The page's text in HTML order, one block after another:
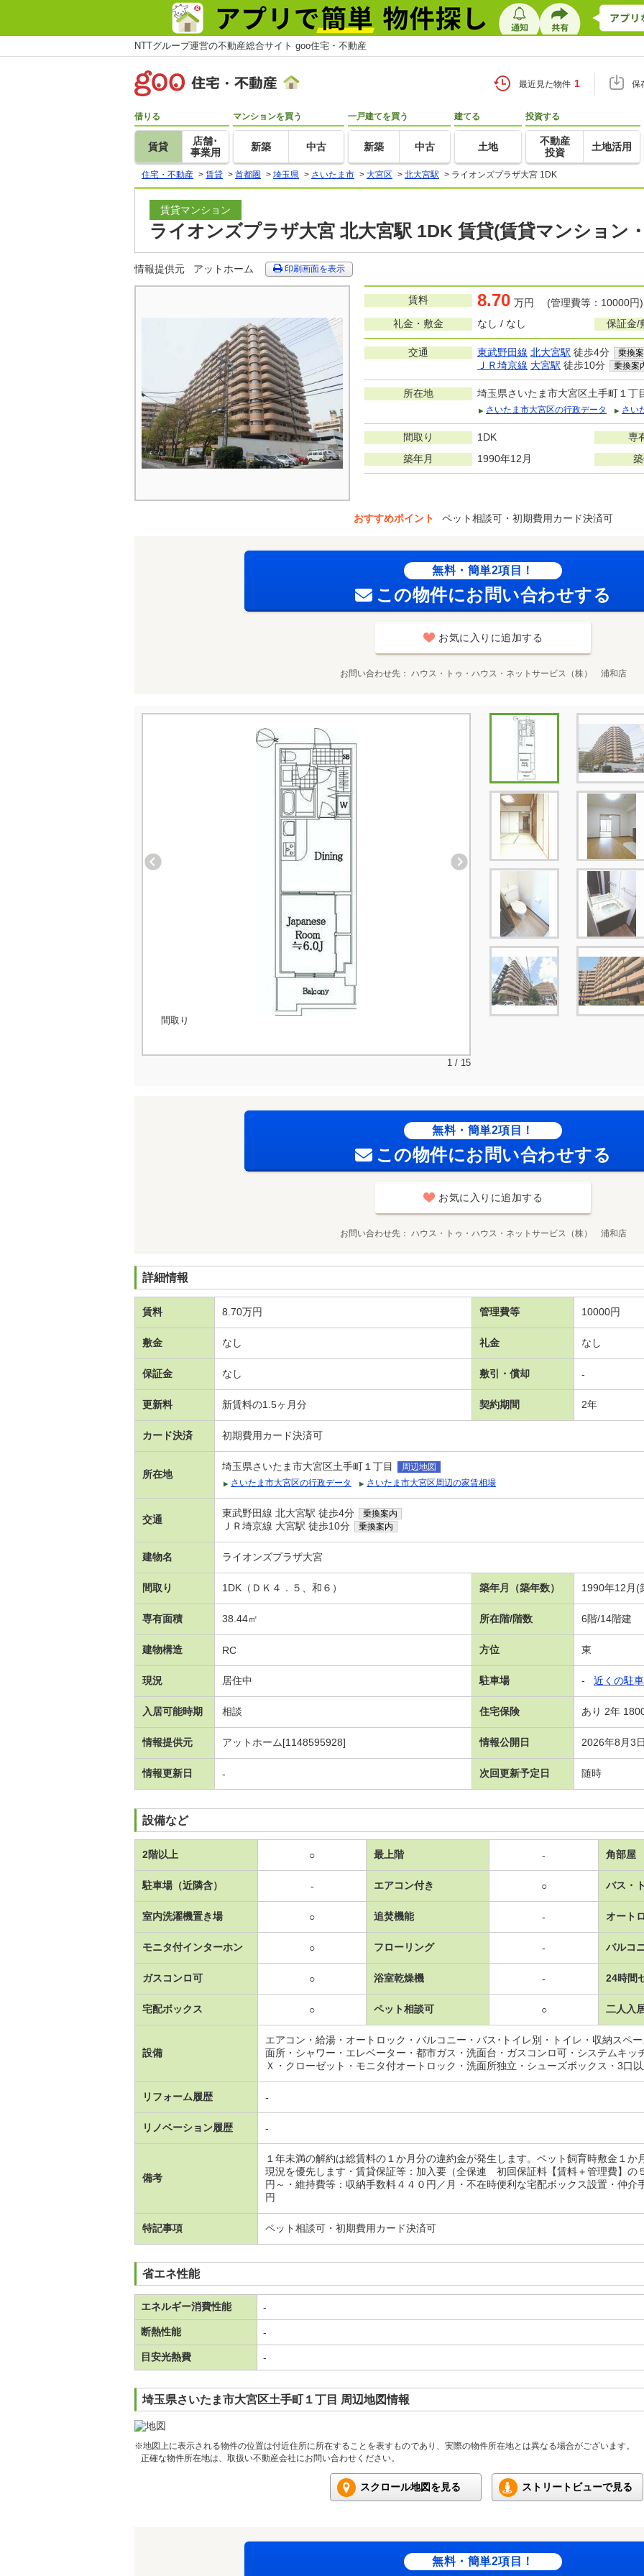
NTTグループ運営の不動産総合サイト goo住宅・不動産
最近見た物件 1 保
借りる
賃貸
店舗･
事業用
マンションを買う
新築 中古
一戸建てを買う
新築 中古
建てる
土地
投資する
不動産
投資
土地活用
住宅・不動産 > 賃貸 > 首都圏 > 埼玉県 > さいたま市 > 大宮区 > 北大宮駅 > ライオンズプラザ大宮 1DK
賃貸マンション
ライオンズプラザ大宮 北大宮駅 1DK 賃貸(賃貸マンション
情報提供元 アットホーム 印刷画面を表示
賃料 8.70 万円 (管理費等：10000円)
礼金・敷金
なし / なし 保証金/
交通 東武野田線 北大宮駅 徒歩4分 乗換
ＪＲ埼京線 大宮駅 徒歩10分 乗換案
所在地 埼玉県さいたま市大宮区土手町１丁
さいたま市大宮区の行政データ
さい
間取り 1DK 専
築年月 1990年12月
おすすめポイント ペット相談可・初期費用カード決済可
無料・簡単2項目！
この物件にお問い合わせする
お気に入りに追加する
お問い合わせ先 ハウス・トゥ・ハウス・ネットサービス（株） 浦和店
間取り
1 / 15
無料・簡単2項目！
この物件にお問い合わせする
お気に入りに追加する
お問い合わせ先 ハウス・トゥ・ハウス・ネットサービス（株） 浦和店
詳細情報
賃料 8.70万円 管理費等 10000円
敷金 なし 礼金 なし
保証金 なし 敷引・償却 -
更新料 新賃料の1.5ヶ月分 契約期間 2年
カード決済 初期費用カード決済可
所在地
埼玉県さいたま市大宮区土手町１丁目
周辺地図
さいたま市大宮区の行政データ
さいたま市大宮区周辺の家賃相場
交通
東武野田線 北大宮駅 徒歩4分 乗換案内
ＪＲ埼京線 大宮駅 徒歩10分 乗換案内
建物名 ライオンズプラザ大宮
間取り 1DK（ＤＫ４．５、和６） 築年月（築年数） 1990年12月(
専有面積 38.44㎡ 所在階/階数 6階/14階建
建物構造 RC 方位 東
現況 居住中 駐車場 - 近くの駐
入居可能時期 相談 住宅保険 あり 2年
情報提供元 アットホーム[1148595928] 情報公開日 2026年8月3日
情報更新日 - 次回更新予定日 随時
設備など
2階以上 ○ 最上階 - 角部屋
駐車場（近隣含） - エアコン付き ○ バス・
室内洗濯機置き場 ○ 追焚機能 - オート
モニタ付インターホン ○ フローリング - バルコ
ガスコンロ可 ○ 浴室乾燥機 - 24時間
宅配ボックス ○ ペット相談可 ○ 二人入
設備
エアコン・給湯・オートロック・バルコニー・バス･トイレ別・トイレ・収納スペ
面所・シャワー・エレベーター・都市ガス・洗面台・ガスコンロ可・システムキッ
Ｘ・クローゼット・モニタ付オートロック・洗面所独立・シューズボックス・3口
リフォーム履歴 -
リノベーション履歴 -
備考
１年未満の解約は総賃料の１か月分の違約金が発生します。ペット飼育時敷金１
現況を優先します・賃貸保証等：加入要（全保連 初回保証料【賃料＋管理費】の
円～・維持費等：収納手数料４４０円／月・不在時便利な宅配ボックス設置・仲
円
特記事項 ペット相談可・初期費用カード決済可
省エネ性能
エネルギー消費性能 -
断熱性能 -
目安光熱費 -
埼玉県さいたま市大宮区土手町１丁目 周辺地図情報
※地図上に表示される物件の位置は付近住所に所在することを表すものであり、実際の物件所在地とは異なる場合がございます。
正確な物件所在地は、取扱い不動産会社にお問い合わせください。
スクロール地図を見る ストリートビューで見る
無料・簡単2項目！